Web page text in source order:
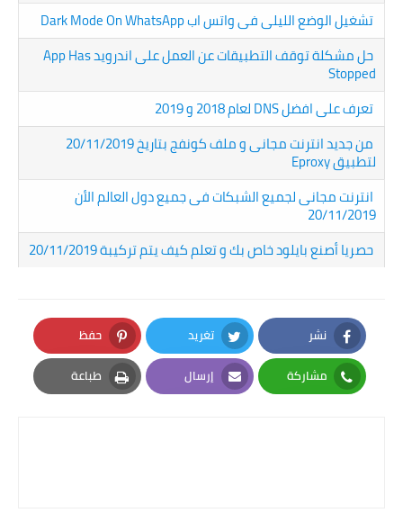
تشغيل الوضع الليلى فى واتس اب Dark Mode On WhatsApp
حل مشكلة توقف التطبيقات عن العمل على اندرويد App Has
Stopped
تعرف على افضل DNS لعام 2018 و 2019
من جديد انترنت مجانى و ملف كونفج بتاريخ 20/11/2019
لتطبيق Eproxy
انترنت مجانى لجميع الشبكات فى جميع دول العالم الأن
20/11/2019
حصريا أصنع بايلود خاص بك و تعلم كيف يتم تركيبة 20/11/2019
نشر
Facebook
تغريد
Twitter
حفظ
Pinterest
مشاركة
Whatsapp
إرسال
Email
طباعة
Print